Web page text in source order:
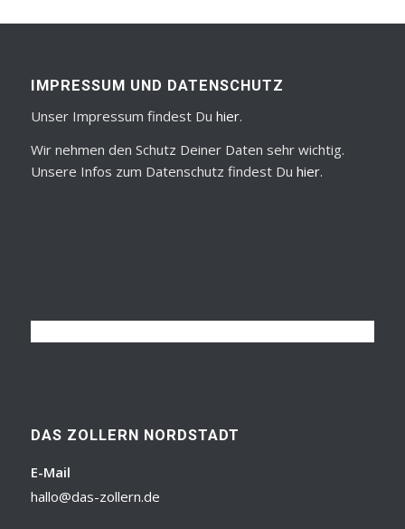
IMPRESSUM UND DATENSCHUTZ
Unser Impressum findest Du hier.
Wir nehmen den Schutz Deiner Daten sehr wichtig.
Unsere Infos zum Datenschutz findest Du hier.
DAS ZOLLERN NORDSTADT
E-Mail
hallo@das-zollern.de